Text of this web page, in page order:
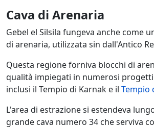
Cava di Arenaria
Gebel el Silsila fungeva anche come
di arenaria, utilizzata sin dall'Antico
Questa regione forniva blocchi di
qualità impiegati in numerosi
inclusi il Tempio di Karnak e il Tempio
L'area di estrazione si estendeva
grande cava numero 34 che serviva